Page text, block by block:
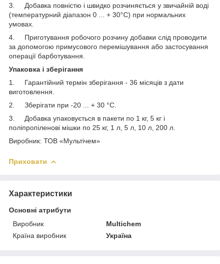
3. Добавка повністю і швидко розчиняється у звичайній воді
(температурний діапазон 0 ... + 30°С) при нормальних
умовах.
4. Приготування робочого розчину добавки слід проводити
за допомогою примусового перемішування або застосування
операції барботування.
Упаковка і зберігання
1. Гарантійний термін зберігання - 36 місяців з дати
виготовлення.
2. Зберігати при -20 ... + 30 °С.
3. Добавка упаковується в пакети по 1 кг, 5 кг і
поліпропіленові мішки по 25 кг, 1 л, 5 л, 10 л, 200 л.
Виробник: ТОВ «Мультічем»
Приховати
Характеристики
Основні атрибути
Виробник
Multichem
Країна виробник
Україна